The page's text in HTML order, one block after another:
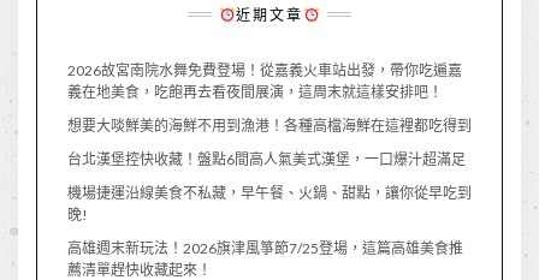
近期文章
2026故宮南院水舞免費登場！從嘉義火車站出發，帶你吃遍嘉
義在地美食，吃飽再去看夜間展演，這周末就這樣安排吧！
想要大啖鮮美的海鮮不用到漁港！各種高檔海鮮在這裡都吃得到
台北漢堡控快收藏！盤點6間高人氣美式漢堡，一口爆汁超滿足
機場捷運沿線美食不私藏，早午餐、火鍋、甜點，讓你從早吃到
晚!
高雄週末新玩法！2026旗津風箏節7/25登場，這篇高雄美食推
薦清單趕快收藏起來！